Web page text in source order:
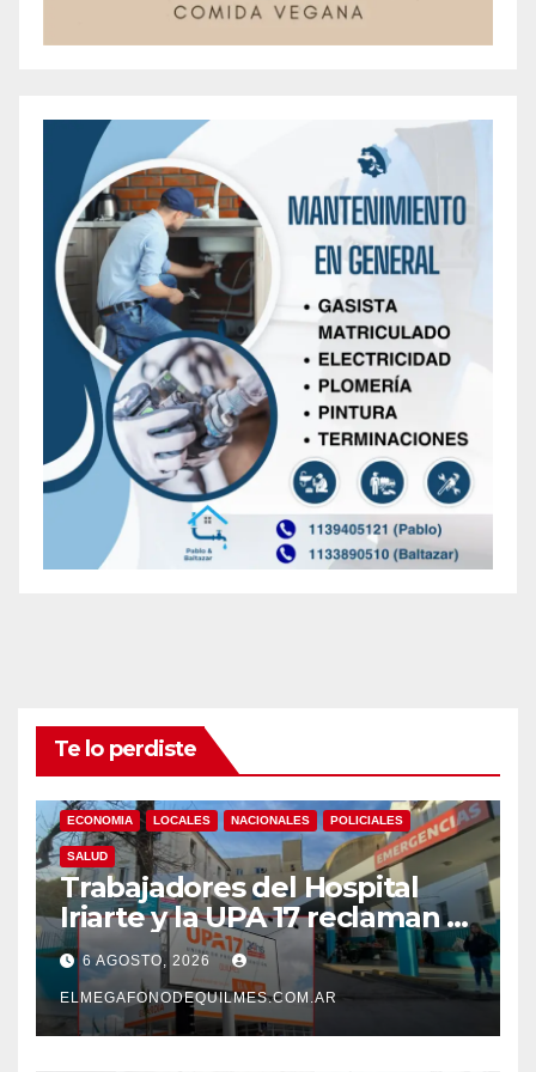
Te lo perdiste
ECONOMIA LOCALES NACIONALES POLICIALES
SALUD
Trabajadores del Hospital
Iriarte y la UPA 17 reclaman el
pase a planta de becarios y
mejoras laborales
6 AGOSTO, 2026
ELMEGAFONODEQUILMES.COM.AR